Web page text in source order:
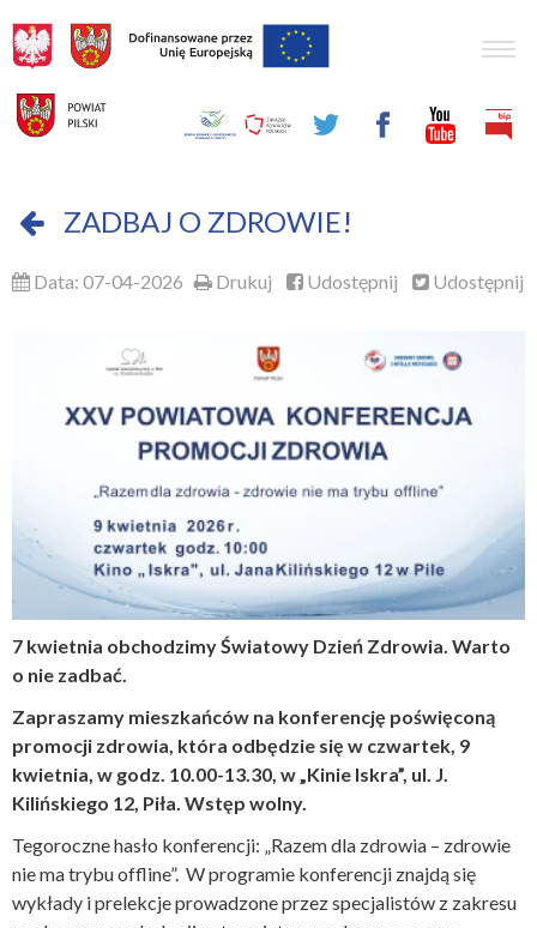
ZADBAJ O ZDROWIE!
Data: 07-04-2026 Drukuj Udostępnij Udostępnij
7 kwietnia obchodzimy Światowy Dzień Zdrowia. Warto
o nie zadbać.
Zapraszamy mieszkańców na konferencję poświęconą
promocji zdrowia, która odbędzie się w czwartek, 9
kwietnia, w godz. 10.00-13.30, w „Kinie Iskra”, ul. J.
Kilińskiego 12, Piła. Wstęp wolny.
Tegoroczne hasło konferencji: „Razem dla zdrowia – zdrowie
nie ma trybu offline”. W programie konferencji znajdą się
wykłady i prelekcje prowadzone przez specjalistów z zakresu